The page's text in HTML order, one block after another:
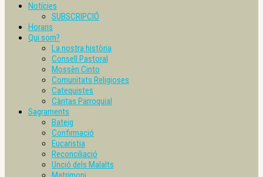
Notícies
SUBSCRIPCIÓ
Horaris
Qui som?
La nostra història
Consell Pastoral
Mossèn Cinto
Comunitats Religioses
Catequistes
Càritas Parroquial
Sagraments
Bateig
Confirmació
Eucaristia
Reconciliació
Unció dels Malalts